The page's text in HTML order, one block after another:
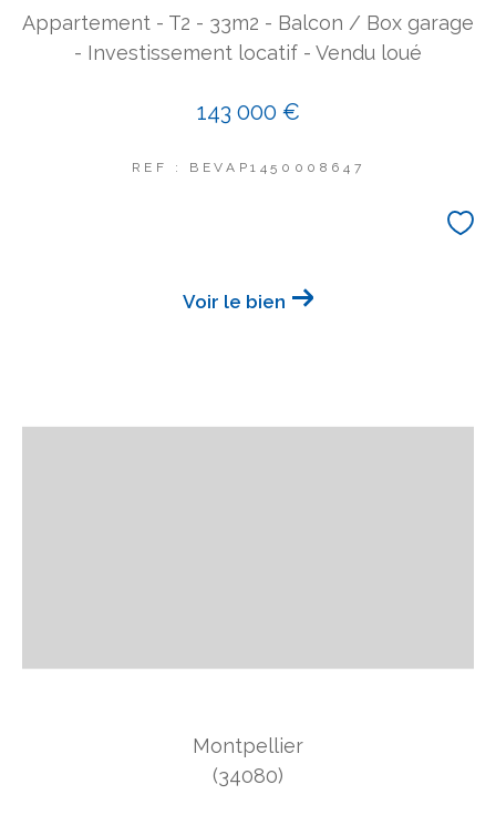
Appartement - T2 - 33m2 - Balcon / Box garage
- Investissement locatif - Vendu loué
143 000 €
REF : BEVAP1450008647
Voir le bien
Montpellier
(34080)